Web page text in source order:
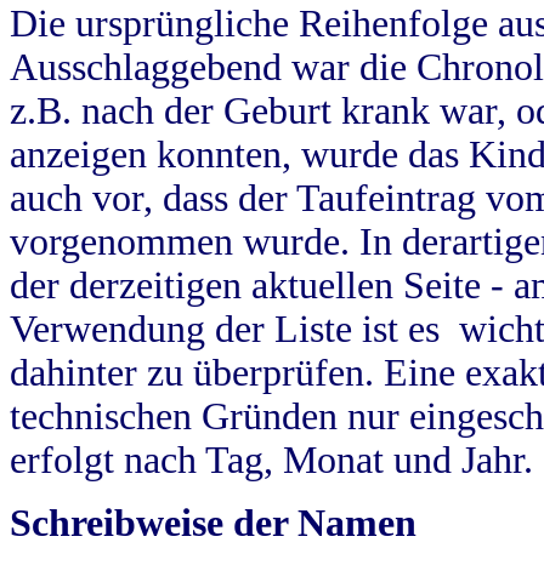
Die ursprüngliche Reihenfolge
Ausschlaggebend war die
z.B. nach der Geburt krank war,
anzeigen konnten, wurde das
auch vor, dass der Taufeintrag
vorgenommen wurde. In
der derzeitigen aktuellen Seite -
Verwendung der Liste ist es
dahinter zu überprüfen. Eine
technischen Gründen nur
erfolgt nach Tag, Monat und Jahr.
Schreibweise der Namen